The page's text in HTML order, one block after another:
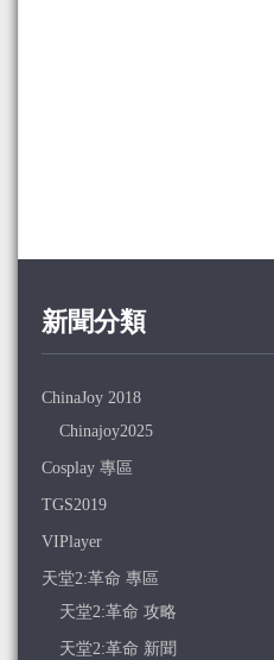
新聞分類
ChinaJoy 2018
Chinajoy2025
Cosplay 專區
TGS2019
VIPlayer
天堂2:革命 專區
天堂2:革命 攻略
天堂2:革命 新聞